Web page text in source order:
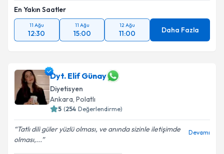
En Yakın Saatler
11 Ağu
12:30
11 Ağu
15:00
12 Ağu
11:00 Daha Fazla
Dyt. Elif Günay
Diyetisyen
Ankara,Polatlı
( Değerlendirme)
Tatlı dili güler yüzlü olması, ve anında sizinle iletişimde
olması,...